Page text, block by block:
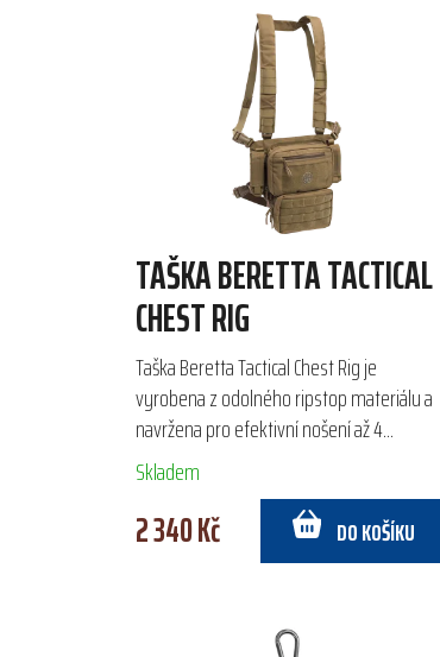
TAŠKA BERETTA TACTICAL
CHEST RIG
Taška Beretta Tactical Chest Rig je
vyrobena z odolného ripstop materiálu a
navržena pro efektivní nošení až 4
puškových a 2 pistolových zásobníků. Díky
rozhraní MOLLE a...
Skladem
2 340 Kč DO KOŠÍKU